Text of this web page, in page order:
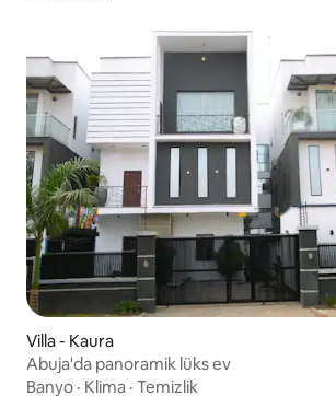
Villa - Kaura
Abuja'da panoramik lüks ev
Banyo · Klima · Temizlik